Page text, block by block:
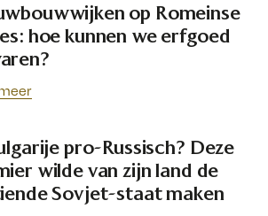
op Romeinse
hoe kunnen we erfgoed
pro-Russisch? Deze
wilde van zijn land de
Sovjet-staat maken